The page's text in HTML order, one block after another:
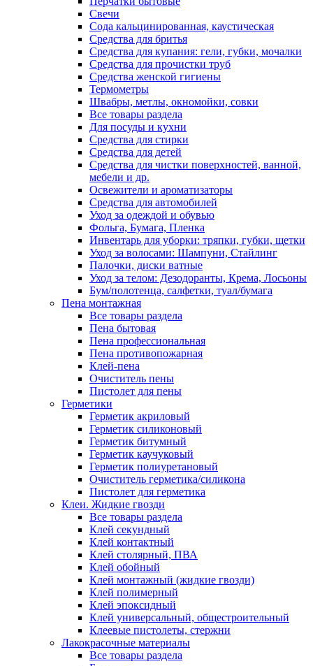
Свечи
Сода кальцинированная, каустическая
Средства для бритья
Средства для купания: гели, губки, мочалки
Средства для прочистки труб
Средства женской гигиены
Термометры
Швабры, метлы, окномойки, совки
Все товары раздела
Для посуды и кухни
Средства для стирки
Средства для детей
Средства для чистки поверхностей, ванной,
мебели и др.
Освежители и ароматизаторы
Средства для автомобилей
Уход за одеждой и обувью
Фольга, Бумага, Пленка
Инвентарь для уборки: тряпки, губки, щетки
Уход за волосами: Шампуни, Стайлинг
Палочки, диски ватные
Уход за телом: Дезодоранты, Крема, Лосьоны
Бум/полотенца, салфетки, туал/бумага
Пена монтажная
Все товары раздела
Пена бытовая
Пена профессиональная
Пена противопожарная
Клей-пена
Очиститель пены
Пистолет для пены
Герметики
Герметик акриловый
Герметик силиконовый
Герметик битумный
Герметик каучуковый
Герметик полиуретановый
Очиститель герметика/силикона
Пистолет для герметика
Клеи. Жидкие гвозди
Все товары раздела
Клей секундный
Клей контактный
Клей столярный, ПВА
Клей обойный
Клей монтажный (жидкие гвозди)
Клей полимерный
Клей эпоксидный
Клей универсальный, общестроительный
Клеевые пистолеты, стержни
Лакокрасочные материалы
Все товары раздела